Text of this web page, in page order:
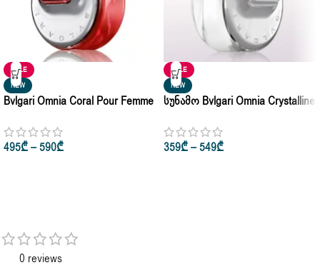
SALE
NEW
Bvlgari Omnia Coral Pour Femme
495₾–590₾
SALE
NEW
Სუნამო Bvlgari Omnia Crystalline
• 50ml • 100ml
359₾–549₾
0 reviews